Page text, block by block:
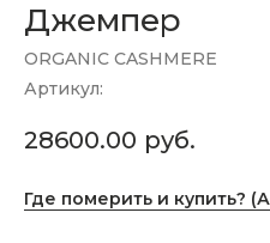
Джемпер
ORGANIC CASHMERE
Артикул:
28600.00 руб.
Где померить и купить?